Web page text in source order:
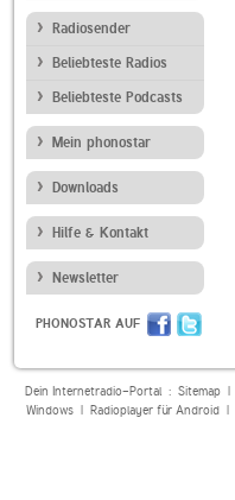
Radiosender
Beliebteste Radios
Beliebteste Podcasts
Mein phonostar
Downloads
Hilfe & Kontakt
Newsletter
PHONOSTAR AUF
Dein Internetradio-Portal : Sitemap|
Windows| Radioplayer für Android|